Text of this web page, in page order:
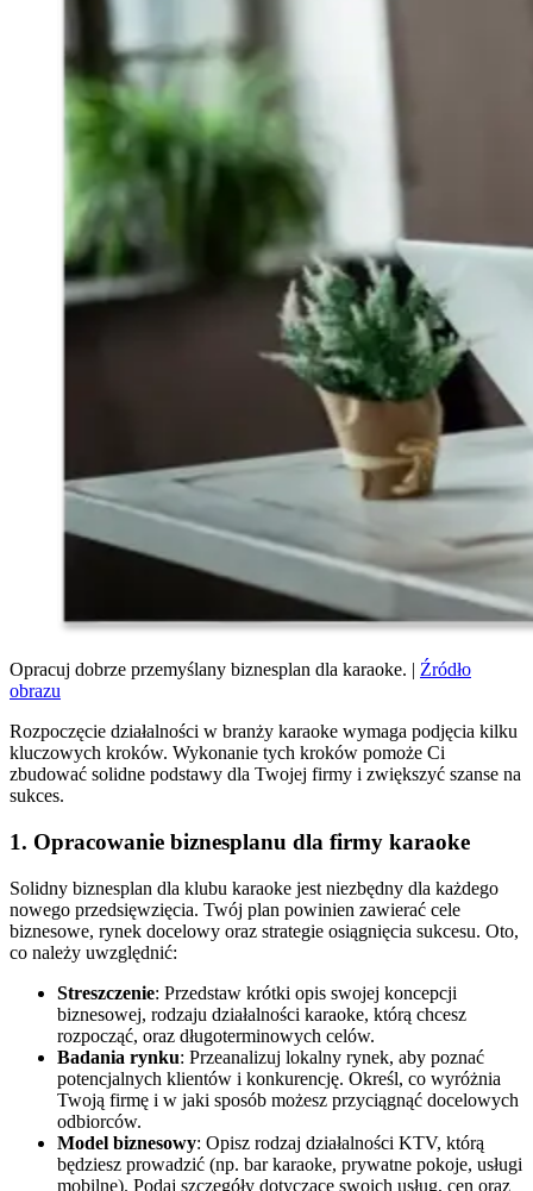
Opracuj dobrze przemyślany biznesplan dla karaoke. | Źródło
obrazu
Rozpoczęcie działalności w branży karaoke wymaga podjęcia kilku
kluczowych kroków. Wykonanie tych kroków pomoże Ci
zbudować solidne podstawy dla Twojej firmy i zwiększyć szanse na
sukces.
1. Opracowanie biznesplanu dla firmy karaoke
Solidny biznesplan dla klubu karaoke jest niezbędny dla każdego
nowego przedsięwzięcia. Twój plan powinien zawierać cele
biznesowe, rynek docelowy oraz strategie osiągnięcia sukcesu. Oto,
co należy uwzględnić:
Streszczenie: Przedstaw krótki opis swojej koncepcji
biznesowej, rodzaju działalności karaoke, którą chcesz
rozpocząć, oraz długoterminowych celów.
Badania rynku: Przeanalizuj lokalny rynek, aby poznać
potencjalnych klientów i konkurencję. Określ, co wyróżnia
Twoją firmę i w jaki sposób możesz przyciągnąć docelowych
odbiorców.
Model biznesowy: Opisz rodzaj działalności KTV, którą
będziesz prowadzić (np. bar karaoke, prywatne pokoje, usługi
mobilne). Podaj szczegóły dotyczące swoich usług, cen oraz